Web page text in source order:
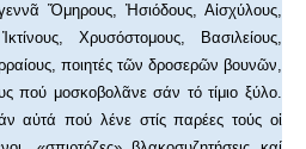
Ὅμηρους, Ἠσιόδους, Αἰσχύλους,
Χρυσόστομους, Βασιλείους,
ποιητές τῶν δροσερῶν βουνῶν,
πού μοσκοβολᾶνε σάν τό τίμιο ξύλο.
αὐτά πού λένε στίς παρέες τούς οἱ